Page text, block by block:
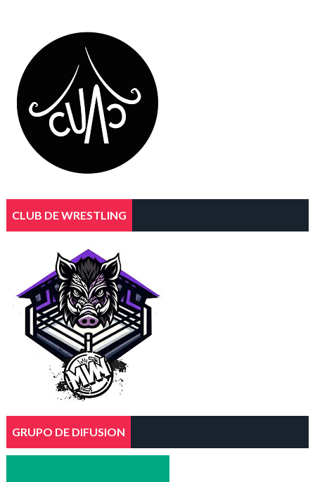
CLUB DE WRESTLING
GRUPO DE DIFUSION